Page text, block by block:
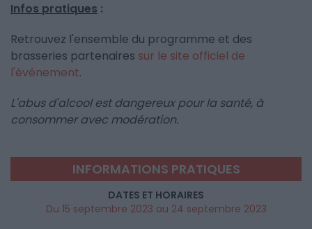
Infos pratiques :
Retrouvez l'ensemble du programme et des
brasseries partenaires sur le site officiel de
l'événement.
L'abus d'alcool est dangereux pour la santé, à
consommer avec modération.
INFORMATIONS PRATIQUES
DATES ET HORAIRES
Du 15 septembre 2023 au 24 septembre 2023